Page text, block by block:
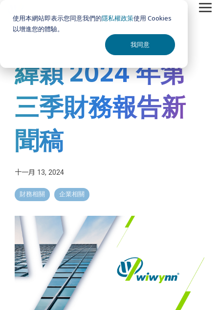
使用本網站即表示您同意我們的隱私權政策使用 Cookies
以增進您的體驗。
我同意
main
緯穎 2024 年第
三季財務報告新
聞稿
十一月 13, 2024
財務相關 企業相關